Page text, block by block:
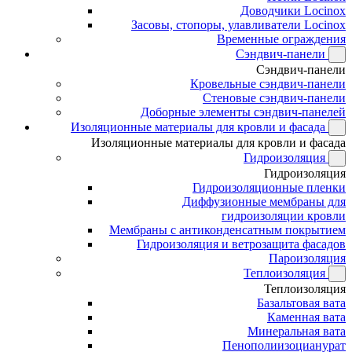
Доводчики Locinox
Засовы, стопоры, улавливатели Locinox
Временные ограждения
Сэндвич-панели
Сэндвич-панели
Кровельные сэндвич-панели
Стеновые сэндвич-панели
Доборные элементы сэндвич-панелей
Изоляционные материалы для кровли и фасада
Изоляционные материалы для кровли и фасада
Гидроизоляция
Гидроизоляция
Гидроизоляционные пленки
Диффузионные мембраны для
гидроизоляции кровли
Мембраны с антиконденсатным покрытием
Гидроизоляция и ветрозащита фасадов
Пароизоляция
Теплоизоляция
Теплоизоляция
Базальтовая вата
Каменная вата
Минеральная вата
Пенополиизоцианурат